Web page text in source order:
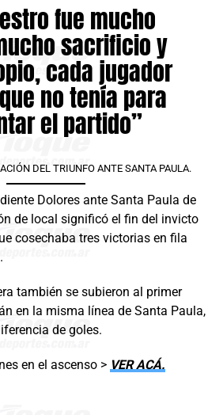
fue mucho
sacrificio y
cada jugador
no tenía para
el partido”
DEL TRIUNFO ANTE SANTA PAULA.
Dolores ante Santa Paula de
de local significó el fin del invicto
cosechaba tres victorias en fila
también se subieron al primer
en la misma línea de Santa Paula,
de goles.
en el ascenso > VER ACÁ.